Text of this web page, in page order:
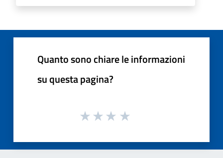
Quanto sono chiare le informazioni
su questa pagina?